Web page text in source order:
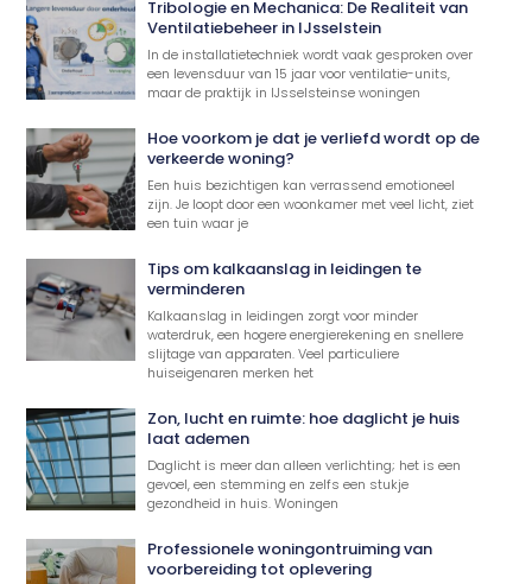
Tribologie en Mechanica: De Realiteit van
Ventilatiebeheer in IJsselstein
In de installatietechniek wordt vaak gesproken over
een levensduur van 15 jaar voor ventilatie-units,
maar de praktijk in IJsselsteinse woningen
Hoe voorkom je dat je verliefd wordt op de
verkeerde woning?
Een huis bezichtigen kan verrassend emotioneel
zijn. Je loopt door een woonkamer met veel licht, ziet
een tuin waar je
Tips om kalkaanslag in leidingen te
verminderen
Kalkaanslag in leidingen zorgt voor minder
waterdruk, een hogere energierekening en snellere
slijtage van apparaten. Veel particuliere
huiseigenaren merken het
Zon, lucht en ruimte: hoe daglicht je huis
laat ademen
Daglicht is meer dan alleen verlichting; het is een
gevoel, een stemming en zelfs een stukje
gezondheid in huis. Woningen
Professionele woningontruiming van
voorbereiding tot oplevering